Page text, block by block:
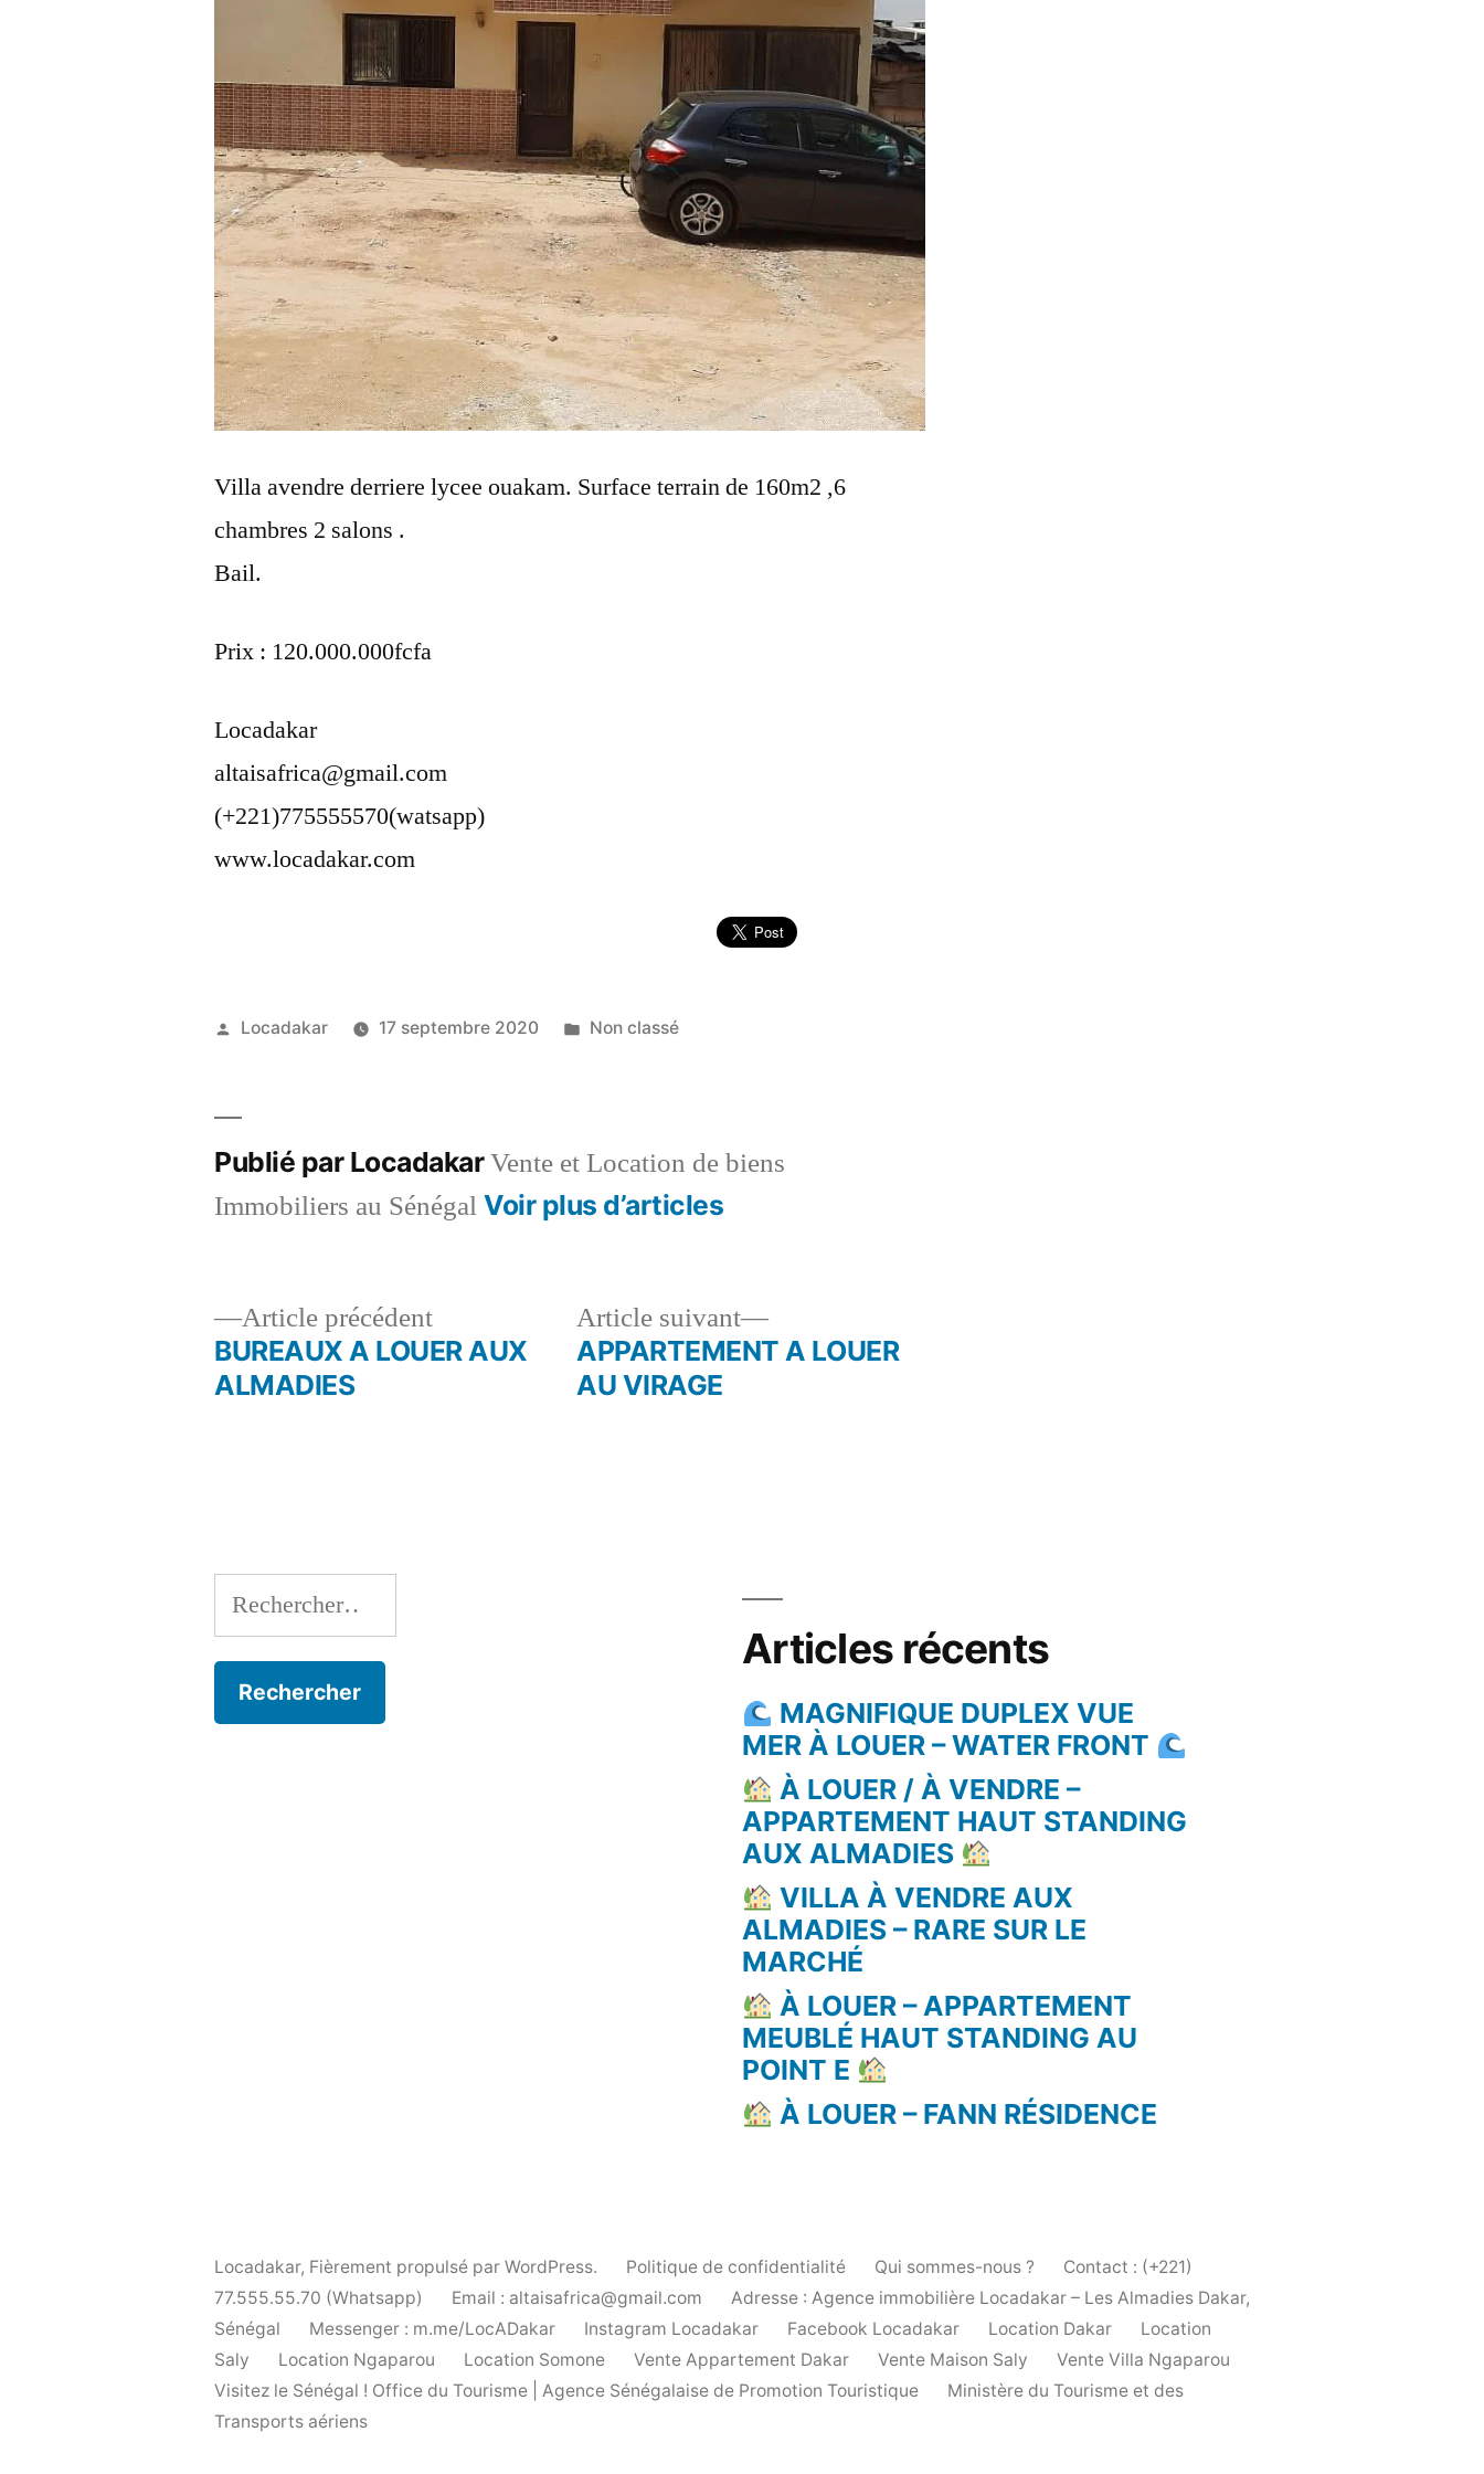
Villa avendre derriere lycee ouakam. Surface terrain de 160m2 ,6
chambres 2 salons .
Bail.
Prix : 120.000.000fcfa
Locadakar
altaisafrica@gmail.com
(+221)775555570(watsapp)
www.locadakar.com
Publié
Locadakar 17 septembre 2020
Publié
Non classé
Publié par LocadakarVente et Location de biens
Immobiliers au SénégalVoir plus d’articles
Navigation
Article précédentArticle
précédent :
BUREAUX A LOUER AUX
ALMADIES
Article suivant
Article
suivant :
APPARTEMENT A LOUER
AU VIRAGE
Rechercher :
Articles récents
MAGNIFIQUE DUPLEX VUE
MER À LOUER – WATER FRONT
À LOUER / À VENDRE –
APPARTEMENT HAUT STANDING
AUX ALMADIES
VILLA À VENDRE AUX
ALMADIES – RARE SUR LE
MARCHÉ
À LOUER – APPARTEMENT
MEUBLÉ HAUT STANDING AU
POINT E
À LOUER – FANN RÉSIDENCE
Locadakar, Fièrement propulsé par WordPress. Politique de confidentialité Qui sommes-nous ?
Contact : (+221)
77.555.55.70 (Whatsapp)
Email : altaisafrica@gmail.com
Adresse : Agence immobilière Locadakar – Les Almadies Dakar,
Sénégal
Messenger : m.me/LocADakar Instagram Locadakar Facebook Locadakar Location Dakar
Location
Saly
Location Ngaparou Location Somone Vente Appartement Dakar Vente Maison Saly
Vente Villa Ngaparou
Visitez le Sénégal ! Office du Tourisme | Agence Sénégalaise de Promotion Touristique
Ministère du Tourisme et des
Transports aériens